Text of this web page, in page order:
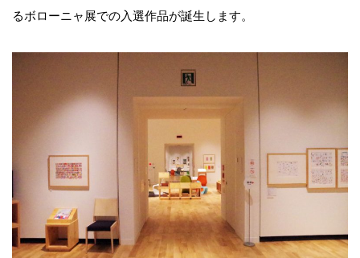
るボローニャ展での入選作品が誕生します。